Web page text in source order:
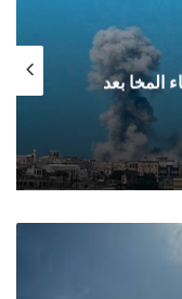
المخا بعد